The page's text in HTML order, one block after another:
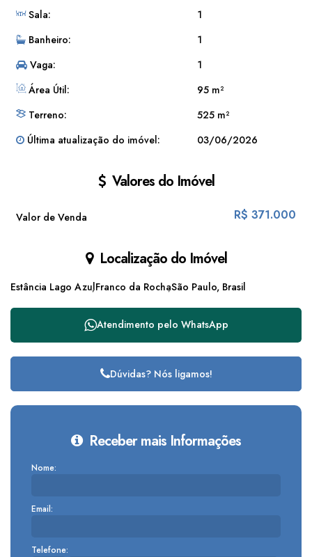
Sala:
1
Banheiro:
1
Vaga:
1
Área Útil:
95 m²
Terreno:
525 m²
Última atualização do imóvel:
03/06/2026
Valores do Imóvel
R$ 371.000
Valor de Venda
Localização do Imóvel
Estância Lago AzulFranco da RochaSão Paulo, Brasil
Atendimento pelo WhatsApp
Dúvidas? Nós ligamos!
Receber mais Informações
Nome:
Email:
Telefone: